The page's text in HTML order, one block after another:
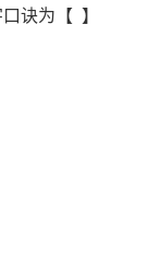
诀为【 】